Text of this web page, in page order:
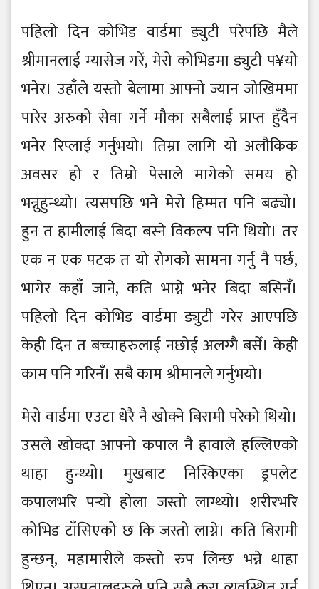
पहिलो दिन कोभिड वार्डमा ड्युटी परेपछि मैले
श्रीमानलाई म्यासेज गरें, मेरो कोभिडमा ड्युटी प¥यो
भनेर। उहाँले यस्तो बेलामा आफ्नो ज्यान जोखिममा
पारेर अरुको सेवा गर्ने मौका सबैलाई प्राप्त हुँदैन
भनेर रिप्लाई गर्नुभयो। तिम्रा लागि यो अलौकिक
अवसर हो र तिम्रो पेसाले मागेको समय हो
भन्नुहुन्थ्यो। त्यसपछि भने मेरो हिम्मत पनि बढ्यो।
हुन त हामीलाई बिदा बस्ने विकल्प पनि थियो। तर
एक न एक पटक त यो रोगको सामना गर्नु नै पर्छ,
भागेर कहाँ जाने, कति भाग्ने भनेर बिदा बसिनँ।
पहिलो दिन कोभिड वार्डमा ड्युटी गरेर आएपछि
केही दिन त बच्चाहरुलाई नछोई अलग्गै बसेँ। केही
काम पनि गरिनँ। सबै काम श्रीमानले गर्नुभयो।
मेरो वार्डमा एउटा धेरै नै खोक्ने बिरामी परेको थियो।
उसले खोक्दा आफ्नो कपाल नै हावाले हल्लिएको
थाहा हुन्थ्यो। मुखबाट निस्किएका ड्रपलेट
कपालभरि पर्‍यो होला जस्तो लाग्थ्यो। शरीरभरि
कोभिड टाँसिएको छ कि जस्तो लाग्ने। कति बिरामी
हुन्छन्, महामारीले कस्तो रुप लिन्छ भन्ने थाहा